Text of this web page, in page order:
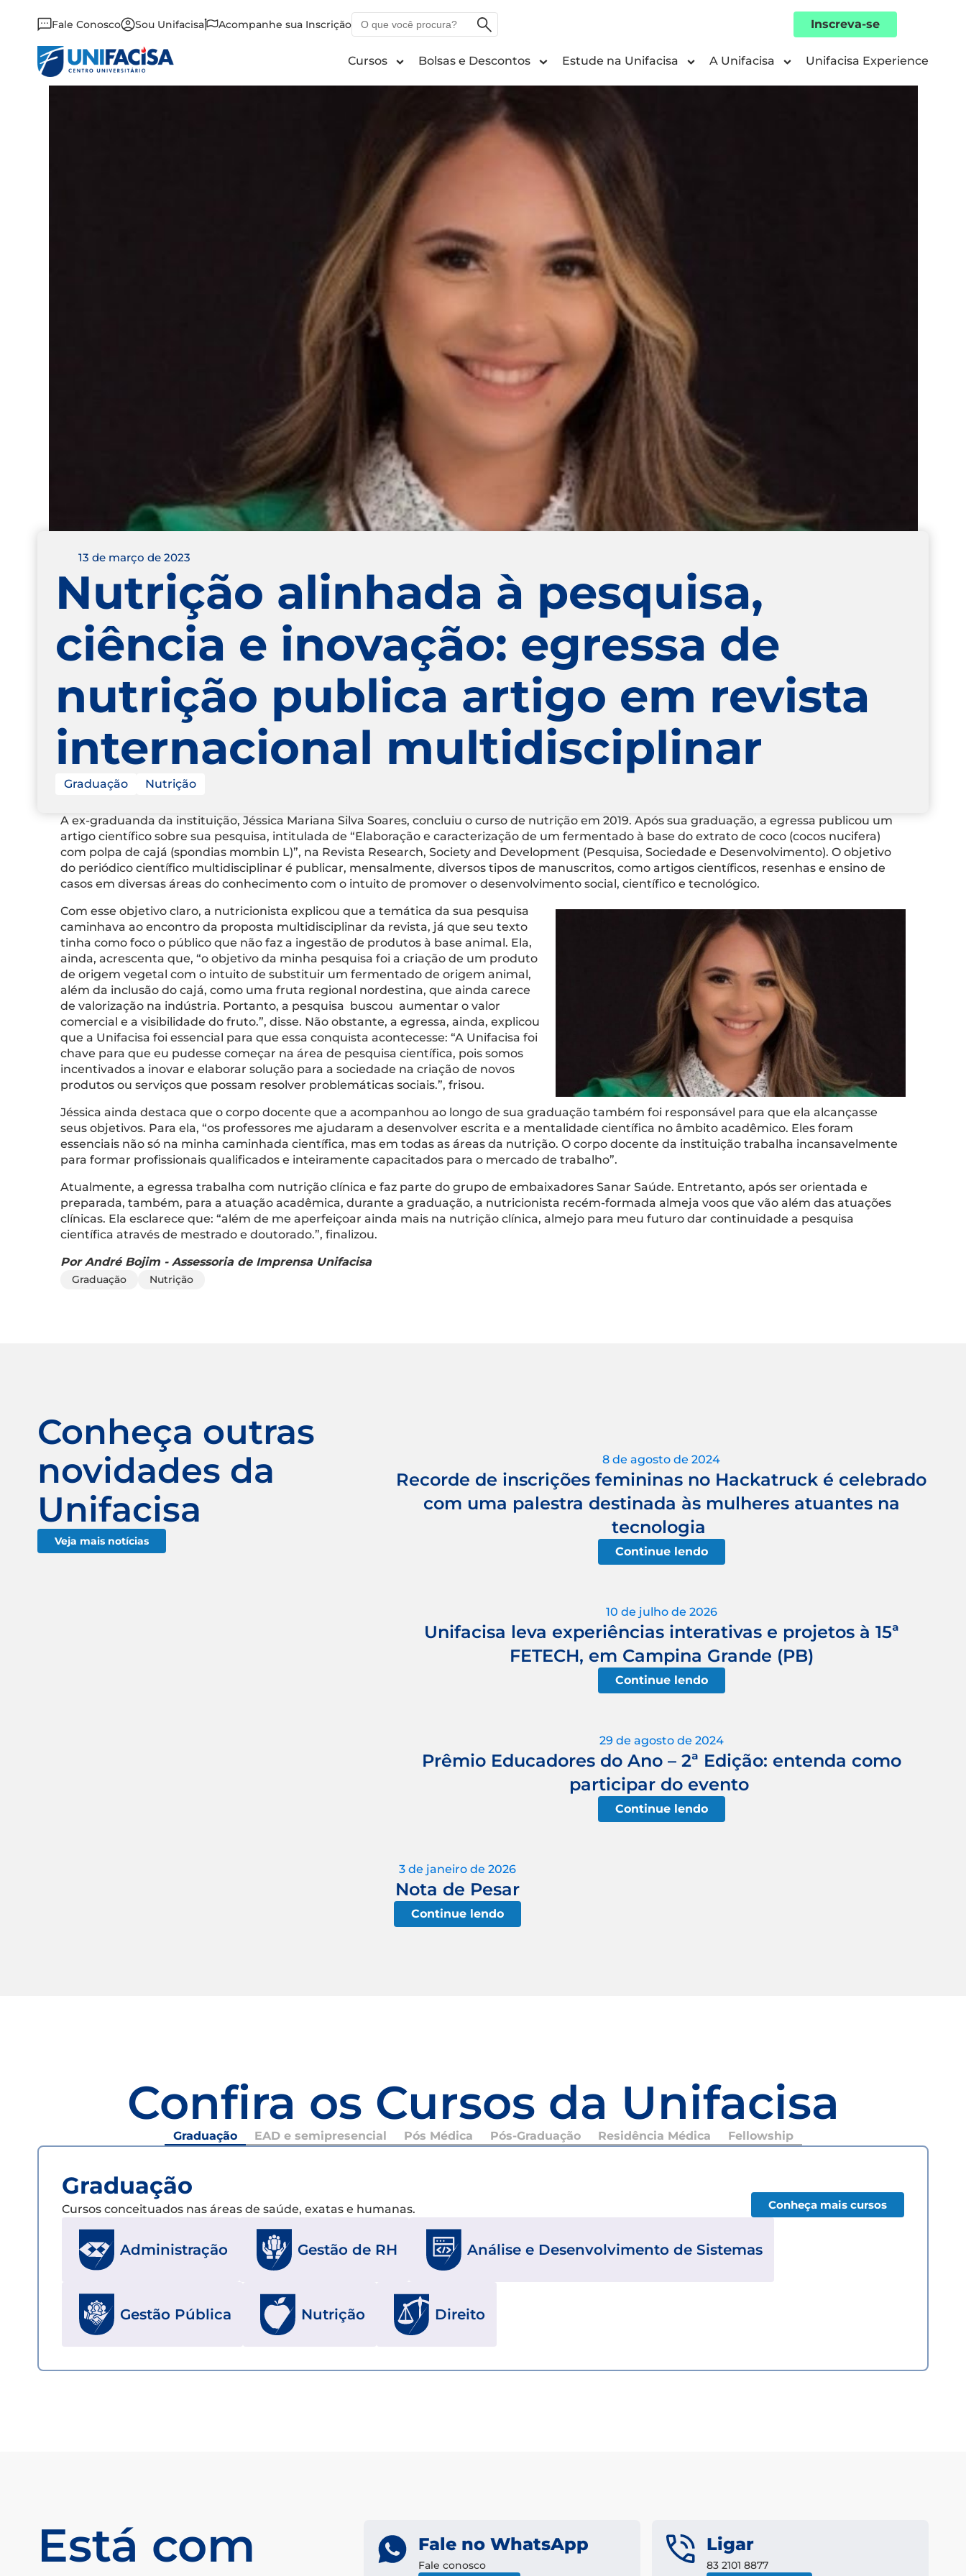
Fale Conosco Sou Unifacisa Acompanhe sua Inscrição
que
procura?
Inscreva-se
Cursos Bolsas e Descontos Estude na Unifacisa A Unifacisa Unifacisa Experience
13 de março de 2023
Nutrição alinhada à pesquisa,
ciência e inovação: egressa de
nutrição publica artigo em revista
internacional multidisciplinar
Graduação Nutrição
A ex-graduanda da instituição, Jéssica Mariana Silva Soares, concluiu o curso de nutrição em 2019. Após sua graduação, a egressa publicou um
artigo científico sobre sua pesquisa, intitulada de “Elaboração e caracterização de um fermentado à base do extrato de coco (cocos nucifera)
com polpa de cajá (spondias mombin L)”, na Revista Research, Society and Development (Pesquisa, Sociedade e Desenvolvimento). O objetivo
do periódico científico multidisciplinar é publicar, mensalmente, diversos tipos de manuscritos, como artigos científicos, resenhas e ensino de
casos em diversas áreas do conhecimento com o intuito de promover o desenvolvimento social, científico e tecnológico.
Com esse objetivo claro, a nutricionista explicou que a temática da sua pesquisa
caminhava ao encontro da proposta multidisciplinar da revista, já que seu texto
tinha como foco o público que não faz a ingestão de produtos à base animal. Ela,
ainda, acrescenta que, “o objetivo da minha pesquisa foi a criação de um produto
de origem vegetal com o intuito de substituir um fermentado de origem animal,
além da inclusão do cajá, como uma fruta regional nordestina, que ainda carece
de valorização na indústria. Portanto, a pesquisa buscou aumentar o valor
comercial e a visibilidade do fruto.”, disse. Não obstante, a egressa, ainda, explicou
que a Unifacisa foi essencial para que essa conquista acontecesse: “A Unifacisa foi
chave para que eu pudesse começar na área de pesquisa científica, pois somos
incentivados a inovar e elaborar solução para a sociedade na criação de novos
produtos ou serviços que possam resolver problemáticas sociais.”, frisou.
Jéssica ainda destaca que o corpo docente que a acompanhou ao longo de sua graduação também foi responsável para que ela alcançasse
seus objetivos. Para ela, “os professores me ajudaram a desenvolver escrita e a mentalidade científica no âmbito acadêmico. Eles foram
essenciais não só na minha caminhada científica, mas em todas as áreas da nutrição. O corpo docente da instituição trabalha incansavelmente
para formar profissionais qualificados e inteiramente capacitados para o mercado de trabalho”.
Atualmente, a egressa trabalha com nutrição clínica e faz parte do grupo de embaixadores Sanar Saúde. Entretanto, após ser orientada e
preparada, também, para a atuação acadêmica, durante a graduação, a nutricionista recém-formada almeja voos que vão além das atuações
clínicas. Ela esclarece que: “além de me aperfeiçoar ainda mais na nutrição clínica, almejo para meu futuro dar continuidade a pesquisa
científica através de mestrado e doutorado.”, finalizou.
Por André Bojim - Assessoria de Imprensa Unifacisa
Graduação Nutrição
Conheça outras
novidades da
Unifacisa
Veja mais notícias
8 de agosto de 2024
Recorde de inscrições femininas no Hackatruck é celebrado
com uma palestra destinada às mulheres atuantes na
tecnologia
Continue lendo
10 de julho de 2026
Unifacisa leva experiências interativas e projetos à 15ª
FETECH, em Campina Grande (PB)
Continue lendo
29 de agosto de 2024
Prêmio Educadores do Ano – 2ª Edição: entenda como
participar do evento
Continue lendo
3 de janeiro de 2026
Nota de Pesar
Continue lendo
Confira os Cursos da Unifacisa
Graduação EAD e semipresencial Pós Médica Pós-Graduação Residência Médica Fellowship
Graduação
Cursos conceituados nas áreas de saúde, exatas e humanas. Conheça mais cursos
Administração Gestão de RH Análise e Desenvolvimento de Sistemas
Gestão Pública Nutrição Direito
Está com
Fale no WhatsApp
Fale conosco
Ligar
83 2101 8877